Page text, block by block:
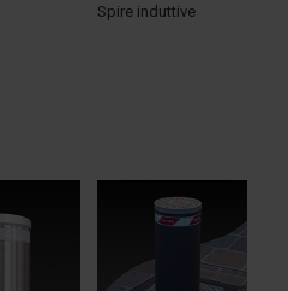
Spire induttive